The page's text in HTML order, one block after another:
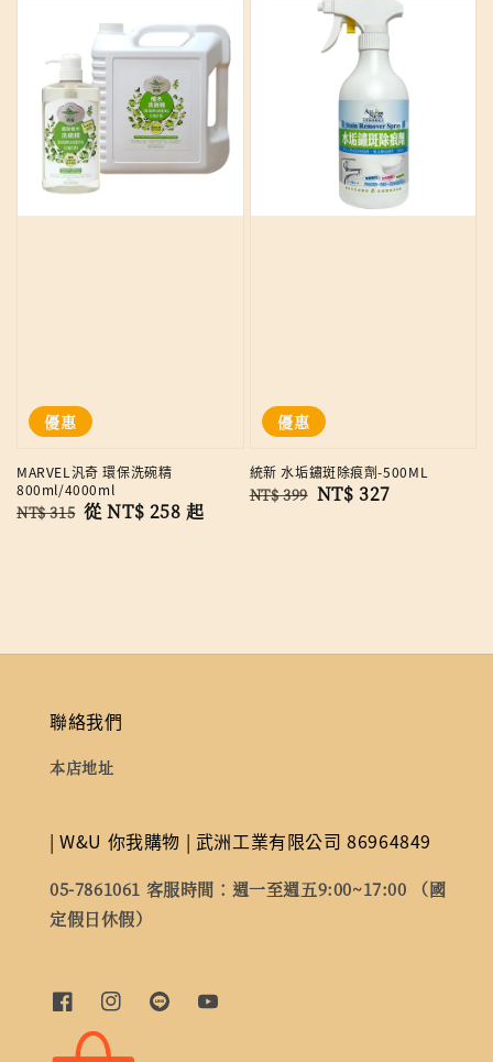
優惠
MARVEL汎奇 環保洗碗精
800ml/4000ml
Regular
NT$ 315 Sale
從NT$ 258 起
優惠
統新 水垢鏽斑除痕劑-500ML
Regular
NT$ 399 Sale
NT$ 327
聯絡我們
本店地址
| W&U 你我購物 | 武洲工業有限公司 86964849
05-7861061 客服時間：週一至週五9:00~17:00 （國
定假日休假）